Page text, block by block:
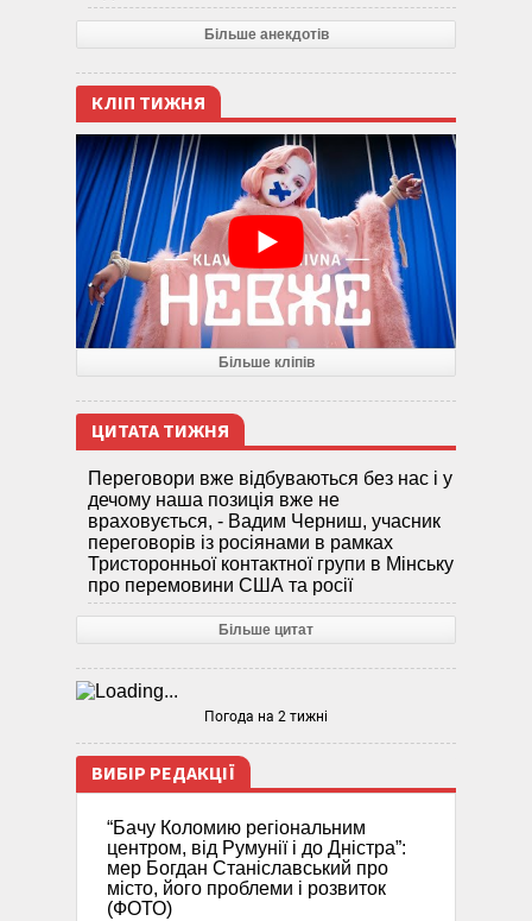
Більше анекдотів
КЛІП ТИЖНЯ
Більше кліпів
ЦИТАТА ТИЖНЯ
Переговори вже відбуваються без нас і у
дечому наша позиція вже не
враховується, - Вадим Черниш, учасник
переговорів із росіянами в рамках
Тристоронньої контактної групи в Мінську
про перемовини США та росії
Більше цитат
Погода на 2 тижні
ВИБІР РЕДАКЦІЇ
“Бачу Коломию регіональним
центром, від Румунії і до Дністра”:
мер Богдан Станіславський про
місто, його проблеми і розвиток
(ФОТО)